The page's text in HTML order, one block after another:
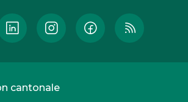
cantonale